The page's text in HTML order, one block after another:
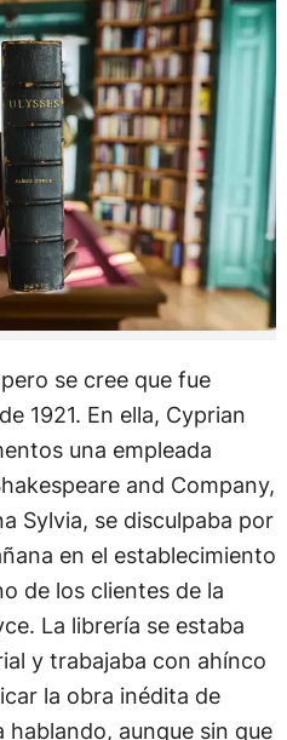
se cree que fue
1921. En ella, Cyprian
una empleada
and Company,
Sylvia, se disculpaba por
en el establecimiento
de los clientes de la
La librería se estaba
y trabajaba con ahínco
la obra inédita de
hablando, aunque sin que